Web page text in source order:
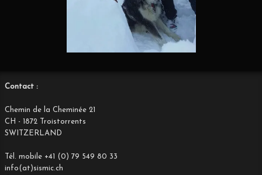
Contact :
Chemin de la Cheminée 21
CH - 1872 Troistorrents
SWITZERLAND
Tél. mobile +41 (0) 79 549 80 33
info(at)sismic.ch